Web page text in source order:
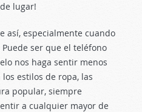
lugar!
así, especialmente cuando
ser que el teléfono
nos haga sentir menos
estilos de ropa, las
popular, siempre
a cualquier mayor de